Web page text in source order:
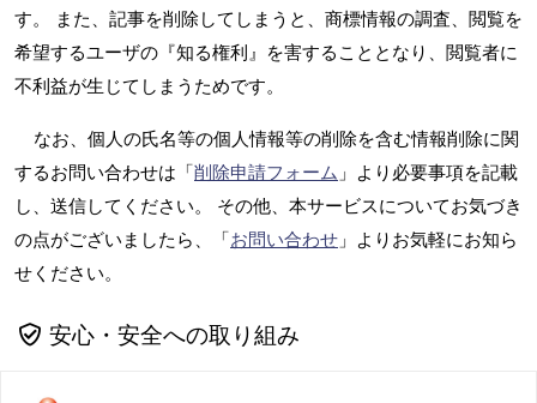
す。 また、記事を削除してしまうと、商標情報の調査、閲覧を
希望するユーザの『知る権利』を害することとなり、閲覧者に
不利益が生じてしまうためです。
なお、個人の氏名等の個人情報等の削除を含む情報削除に関
するお問い合わせは「削除申請フォーム 」より必要事項を記載
し、送信してください。 その他、本サービスについてお気づき
の点がございましたら、「お問い合わせ 」よりお気軽にお知ら
せください。
安心・安全への取り組み